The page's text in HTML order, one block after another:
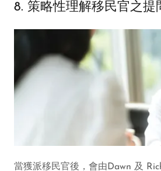
8. 策略性理解移民官之提
當獲派移民官後，會由Dawn 及